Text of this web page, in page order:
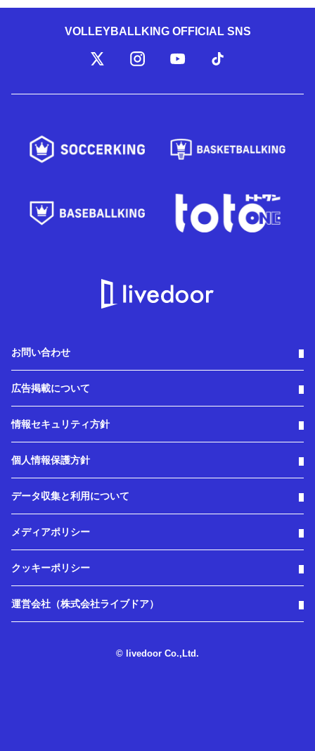
VOLLEYBALLKING OFFICIAL SNS
お問い合わせ
広告掲載について
情報セキュリティ方針
個人情報保護方針
データ収集と利用について
メディアポリシー
クッキーポリシー
運営会社（株式会社ライブドア）
© livedoor Co.,Ltd.